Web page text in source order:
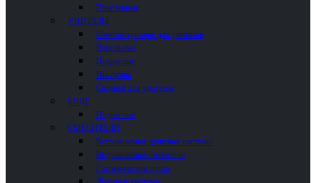
Пристенные
УНИТАЗЫ
Комплектующие для унитазов
Напольные
Подвесные
Писсуары
Сиденья для унитазов
БИДЕ
Подвесные
СМЕСИТЕЛИ
Встраиваемые душевые системы
Встраиваемые смесители
Гигиенические души